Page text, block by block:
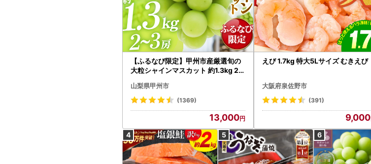
【ふるなび限定】甲州市産厳選旬の
大粒シャインマスカット 約1.3kg 2
472 FN-Limited-VO シャインマス
カット フルーツ
山梨県甲州市
(1369)
13,000
えび 1.7kg 特大5Lサイズ むきえび
大阪府泉佐野市
(391)
9,000